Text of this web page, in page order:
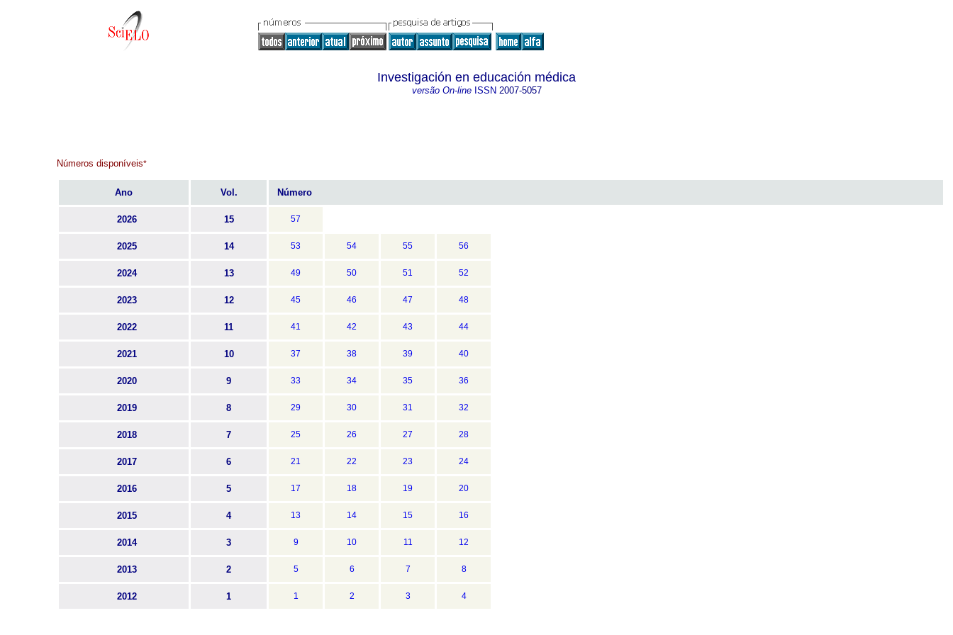
Investigación en educación médica
versão On-lineISSN 2007-5057
Números disponíveis*
Ano Vol. Número
2026 15 57
2025 14 53 54 55 56
2024 13 49 50 51 52
2023 12 45 46 47 48
2022 11 41 42 43 44
2021 10 37 38 39 40
2020 9 33 34 35 36
2019 8 29 30 31 32
2018 7 25 26 27 28
2017 6 21 22 23 24
2016 5 17 18 19 20
2015 4 13 14 15 16
2014 3 9 10 11 12
2013 2 5 6 7 8
2012 1 1 2 3 4